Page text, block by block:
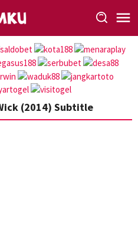
(2014) Subtitle